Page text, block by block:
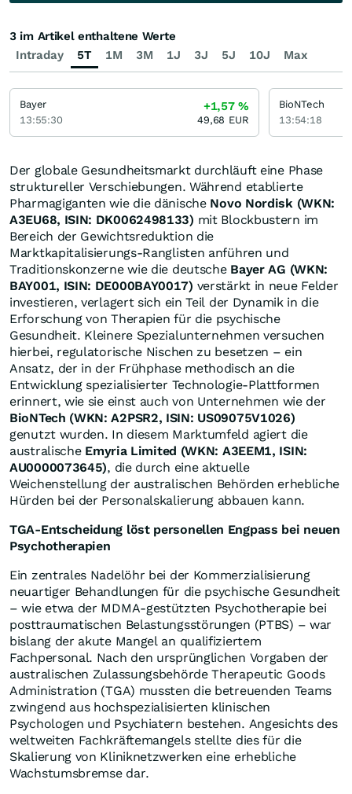
Der globale Gesundheitsmarkt durchläuft eine Phase
struktureller Verschiebungen. Während etablierte
Pharmagiganten wie die dänische Novo Nordisk (WKN:
A3EU68, ISIN: DK0062498133) mit Blockbustern im
Bereich der Gewichtsreduktion die
Marktkapitalisierungs-Ranglisten anführen und
Traditionskonzerne wie die deutsche Bayer AG (WKN:
BAY001, ISIN: DE000BAY0017) verstärkt in neue Felder
investieren, verlagert sich ein Teil der Dynamik in die
Erforschung von Therapien für die psychische
Gesundheit. Kleinere Spezialunternehmen versuchen
hierbei, regulatorische Nischen zu besetzen – ein
Ansatz, der in der Frühphase methodisch an die
Entwicklung spezialisierter Technologie-Plattformen
erinnert, wie sie einst auch von Unternehmen wie der
BioNTech (WKN: A2PSR2, ISIN: US09075V1026)
genutzt wurden. In diesem Marktumfeld agiert die
australische Emyria Limited (WKN: A3EEM1, ISIN:
AU0000073645), die durch eine aktuelle
Weichenstellung der australischen Behörden erhebliche
Hürden bei der Personalskalierung abbauen kann.
TGA-Entscheidung löst personellen Engpass bei neuen
Psychotherapien
Ein zentrales Nadelöhr bei der Kommerzialisierung
neuartiger Behandlungen für die psychische Gesundheit
– wie etwa der MDMA-gestützten Psychotherapie bei
posttraumatischen Belastungsstörungen (PTBS) – war
bislang der akute Mangel an qualifiziertem
Fachpersonal. Nach den ursprünglichen Vorgaben der
australischen Zulassungsbehörde Therapeutic Goods
Administration (TGA) mussten die betreuenden Teams
zwingend aus hochspezialisierten klinischen
Psychologen und Psychiatern bestehen. Angesichts des
weltweiten Fachkräftemangels stellte dies für die
Skalierung von Kliniknetzwerken eine erhebliche
Wachstumsbremse dar.
Intraday 5T 1M 3M 1J 3J 5J 10J Max
3 im Artikel enthaltene Werte
Bayer
13:55:30
+1,57%
49,68 EUR
BioNTech
13:54:18